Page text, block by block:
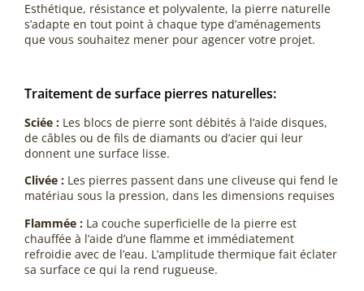
Esthétique, résistance et polyvalente, la pierre naturelle
s’adapte en tout point à chaque type d’aménagements
que vous souhaitez mener pour agencer votre projet.
Traitement de surface pierres naturelles:
Sciée : Les blocs de pierre sont débités à l’aide disques,
de câbles ou de fils de diamants ou d’acier qui leur
donnent une surface lisse.
Clivée : Les pierres passent dans une cliveuse qui fend le
matériau sous la pression, dans les dimensions requises
Flammée : La couche superficielle de la pierre est
chauffée à l’aide d’une flamme et immédiatement
refroidie avec de l’eau. L’amplitude thermique fait éclater
sa surface ce qui la rend rugueuse.